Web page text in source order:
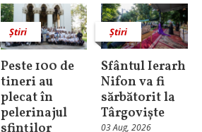
Știri
Peste 100 de
tineri au
plecat în
pelerinajul
Știri
Sfântul Ierarh
Nifon va fi
sărbătorit la
Târgoviște
03 Aug, 2026